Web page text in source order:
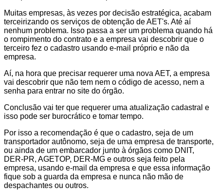
Muitas empresas, às vezes por decisão estratégica, acabam
terceirizando os serviços de obtenção de AET's. Até aí
nenhum problema. Isso passa a ser um problema quando há
o rompimento do contrato e a empresa vai descobrir que o
terceiro fez o cadastro usando e-mail próprio e não da
empresa.
Aí, na hora que precisar requerer uma nova AET, a empresa
vai descobrir que não tem nem o código de acesso, nem a
senha para entrar no site do órgão.
Conclusão vai ter que requerer uma atualização cadastral e
isso pode ser burocrático e tomar tempo.
Por isso a recomendação é que o cadastro, seja de um
transportador autônomo, seja de uma empresa de transporte,
ou ainda de um embarcador junto à órgãos como DNIT,
DER-PR, AGETOP, DER-MG e outros seja feito pela
empresa, usando e-mail da empresa e que essa informação
fique sob a guarda da empresa e nunca não mão de
despachantes ou outros.